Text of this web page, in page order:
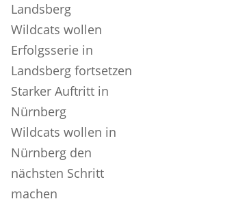
Landsberg
Wildcats wollen
Erfolgsserie in
Landsberg fortsetzen
Starker Auftritt in
Nürnberg
Wildcats wollen in
Nürnberg den
nächsten Schritt
machen